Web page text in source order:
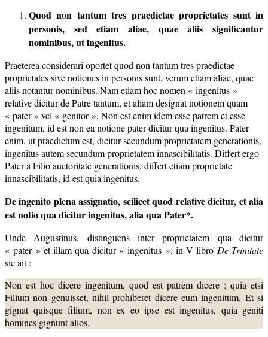
Quod non tantum tres praedictae proprietates sunt in
personis, sed
etiam aliae, quae aliis significantur
nominibus, ut ingenitus.
Praeterea considerari oportet quod non tantum tres praedictae
proprietates sive notiones in personis sunt, verum etiam aliae, quae
aliis notantur nominibus. Nam etiam hoc nomen « ingenitus »
relative dicitur de Patre tantum, et aliam designat notionem quam
« pater » vel « genitor ». Non est enim idem esse patrem et esse
ingenitum, id est non ea notione pater dicitur qua ingenitus. Pater
enim, ut praedictum est, dicitur secundum proprietatem generationis,
ingenitus autem secundum proprietatem innascibilitatis. Differt ergo
Pater a Filio auctoritate generationis, differt etiam proprietate
innascibilitatis, id est quia ingenitus.
De ingenito plena assignatio, scilicet quod relative dicitur, et alia
est notio qua dicitur ingenitus, alia qua Pater*.
Unde Augustinus, distinguens inter proprietatem qua dicitur
« pater » et illam qua dicitur « ingenitus », in V libro De Trinitate
sic ait :
Non est hoc dicere ingenitum, quod est patrem dicere ; quia etsi
Filium non genuisset, nihil prohiberet dicere eum ingenitum. Et si
gignat quisque filium, non ex eo ipse est ingenitus, quia geniti
homines gignunt alios.